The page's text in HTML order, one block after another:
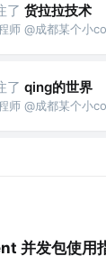
了 货拉拉技术
师 @成都某个小
了 qing的世界
师 @成都某个小
并发包使用